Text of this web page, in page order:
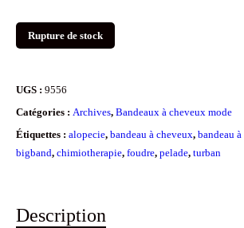
Rupture de stock
UGS : 9556
Catégories : Archives, Bandeaux à cheveux mode
Étiquettes : alopecie, bandeau à cheveux, bandeau
bigband, chimiotherapie, foudre, pelade, turban
Description